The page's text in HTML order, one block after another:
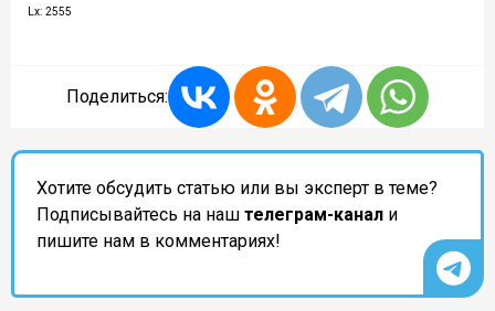
Lx: 2555
Поделиться:
Хотите обсудить статью или вы эксперт в теме?
Подписывайтесь на наш телеграм-канал и
пишите нам в комментариях!